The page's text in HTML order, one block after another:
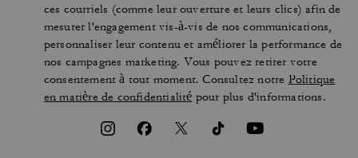
ces courriels (comme leur ouverture et leurs clics) afin de
mesurer l'engagement vis-à-vis de nos communications,
personnaliser leur contenu et améliorer la performance de
nos campagnes marketing. Vous pouvez retirer votre
consentement à tout moment. Consultez notre Politique
en matière de confidentialité pour plus d'informations.